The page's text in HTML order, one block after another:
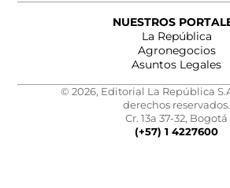
NUESTROS
La República
Agronegocios
Asuntos Legales
© 2026, Editorial La República
derechos reservados.
Cr. 13a 37-32, Bogotá
(+57) 1 4227600